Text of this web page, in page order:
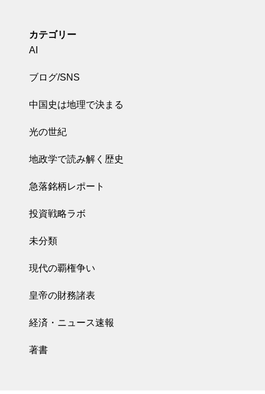
カテゴリー
AI
ブログ/SNS
中国史は地理で決まる
光の世紀
地政学で読み解く歴史
急落銘柄レポート
投資戦略ラボ
未分類
現代の覇権争い
皇帝の財務諸表
経済・ニュース速報
著書